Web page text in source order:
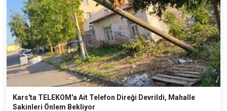
Kars'ta TELEKOM'a Ait Telefon Direği Devrildi, Mahalle
Sakinleri Önlem Bekliyor